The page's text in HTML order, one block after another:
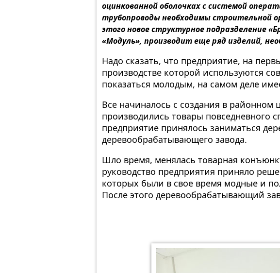
оцинкованной оболочках с системой
трубопроводы необходимы строительной
этого новое структурное подразделение
«Модуль», производит еще ряд изделий,
Надо сказать, что предприятие, на
производстве которой используются
показаться молодым, на самом деле
Все начиналось с создания в районном
производились товары повседневного
предприятие принялось заниматься
деревообрабатывающего завода.
Шло время, менялась товарная
руководство предприятия приняло
которых были в свое время модные и
После этого деревообрабатывающий